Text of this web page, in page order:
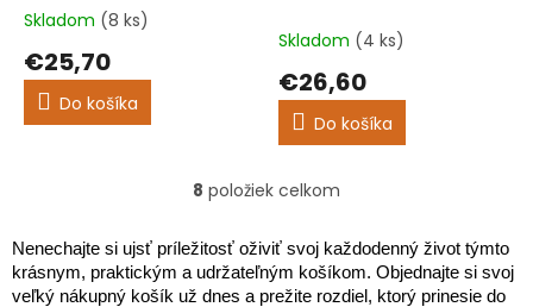
Priemerné
produktu
5,0
Skladom (8 ks)
€25,70
Do košíka
Skladom (4 ks)
€26,60
Do košíka
O
l
á
d
8 položiek celkom
Nenechajte si ujsť príležitosť oživiť svoj každodenný život týmto
krásnym, praktickým a udržateľným košíkom. Objednajte si svoj
veľký nákupný košík už dnes a prežite rozdiel, ktorý prinesie do